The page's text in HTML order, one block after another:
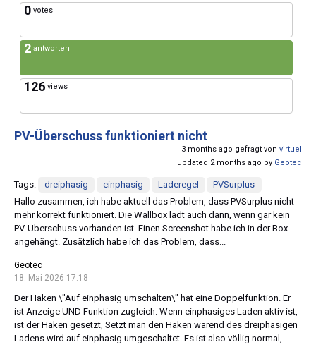
0 votes
2 antworten
126 views
PV-Überschuss funktioniert nicht
3 months ago gefragt von virtuel
updated 2 months ago by Geotec
Tags: dreiphasig einphasig Laderegel
PVSurplus
Hallo zusammen, ich habe aktuell das Problem, dass PVSurplus nicht
mehr korrekt funktioniert. Die Wallbox lädt auch dann, wenn gar kein
PV-Überschuss vorhanden ist. Einen Screenshot habe ich in der Box
angehängt. Zusätzlich habe ich das Problem, dass...
Geotec
18. Mai 2026 17:18
Der Haken \"Auf einphasig umschalten\" hat eine Doppelfunktion. Er
ist Anzeige UND Funktion zugleich. Wenn einphasiges Laden aktiv ist,
ist der Haken gesetzt, Setzt man den Haken wärend des dreiphasigen
Ladens wird auf einphasig umgeschaltet. Es ist also völlig normal,